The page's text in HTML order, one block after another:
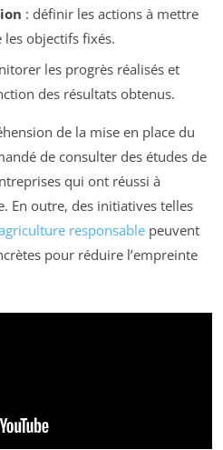
: définir les actions à mettre
objectifs fixés.
les progrès réalisés et
des résultats obtenus.
de la mise en place du
de consulter des études de
qui ont réussi à
En outre, des initiatives telles
responsable peuvent
pour réduire l’empreinte